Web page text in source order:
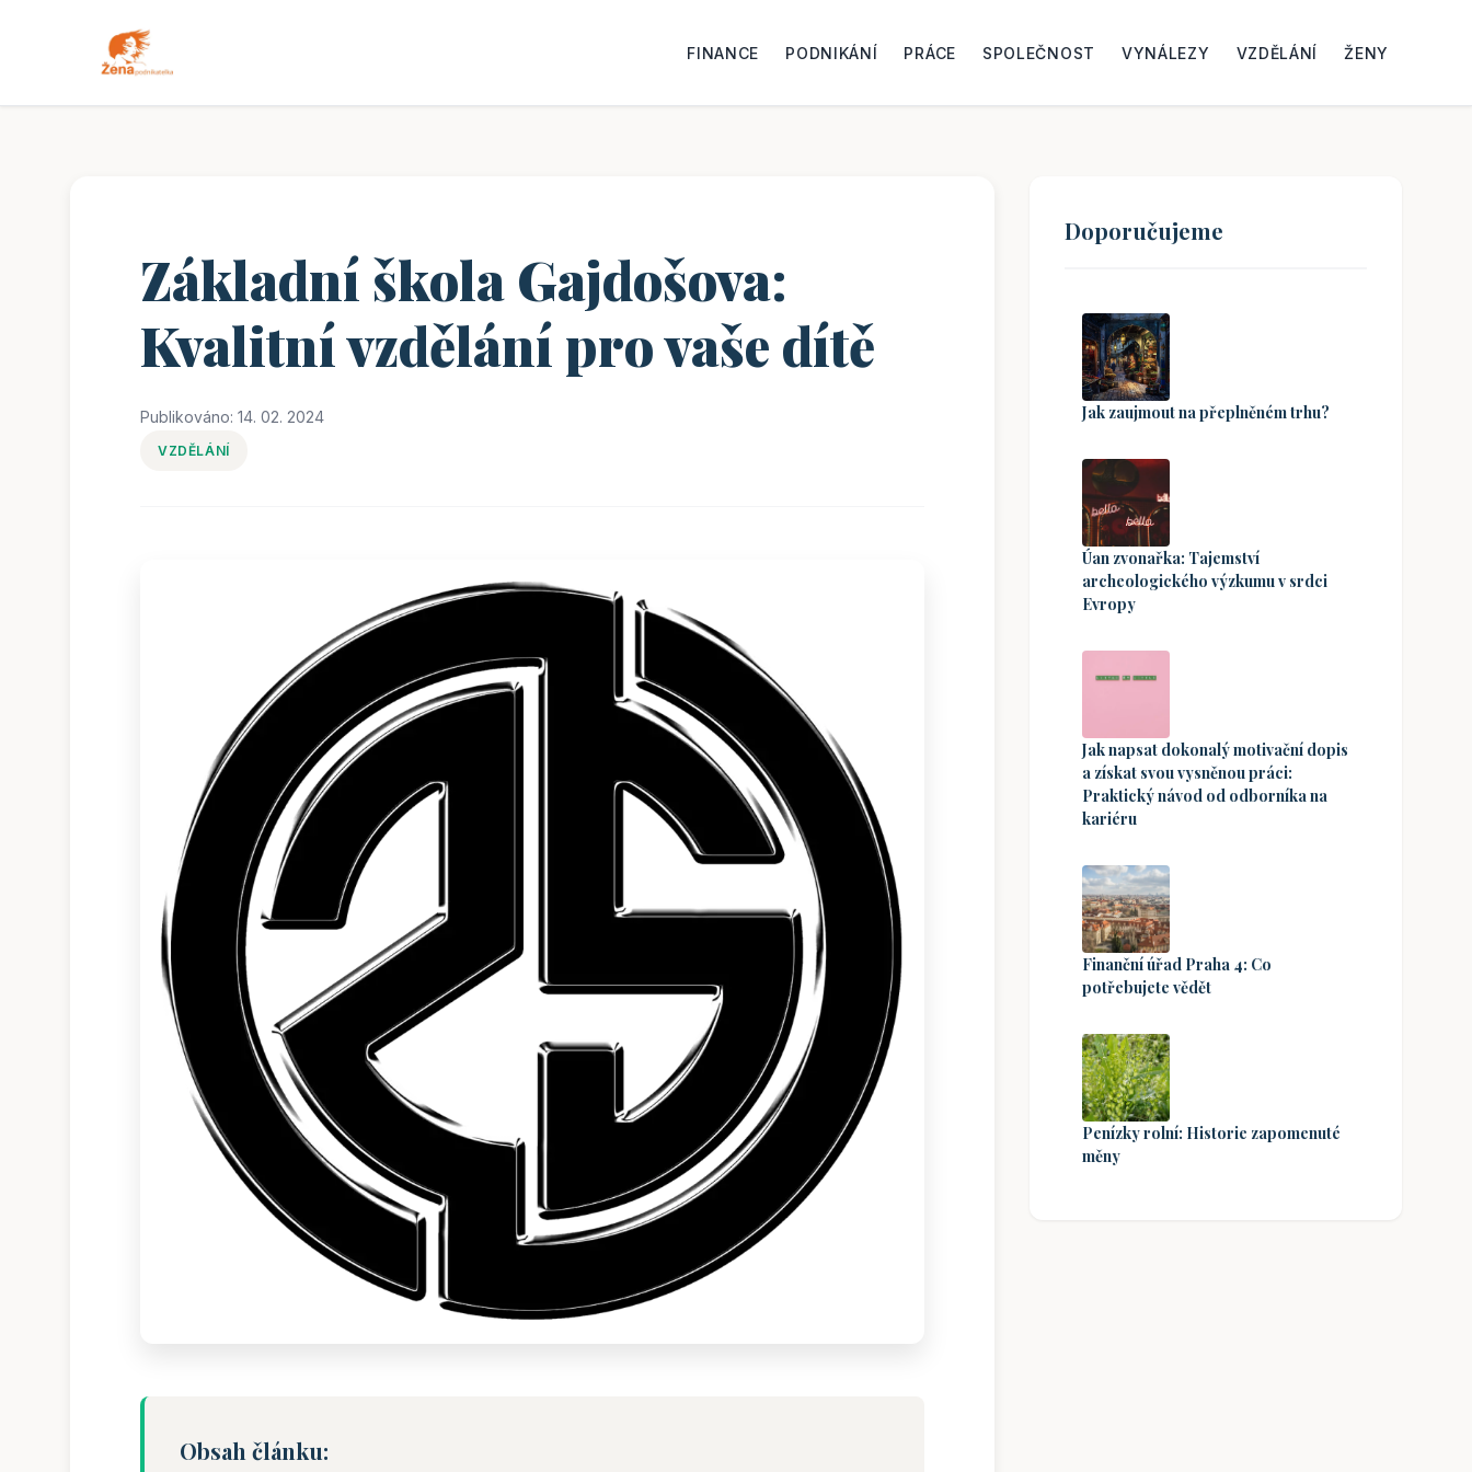
FINANCE PODNIKÁNÍ PRÁCE SPOLEČNOST VYNÁLEZY VZDĚLÁNÍ ŽENY
Základní škola Gajdošova:
Kvalitní vzdělání pro vaše dítě
Publikováno: 14. 02. 2024
VZDĚLÁNÍ
Obsah článku:
Doporučujeme
Jak zaujmout na přeplněném trhu?
Úan zvonařka: Tajemství
archeologického výzkumu v srdci
Evropy
Jak napsat dokonalý motivační dopis
a získat svou vysněnou práci:
Praktický návod od odborníka na
kariéru
Finanční úřad Praha 4: Co
potřebujete vědět
Penízky rolní: Historie zapomenuté
měny